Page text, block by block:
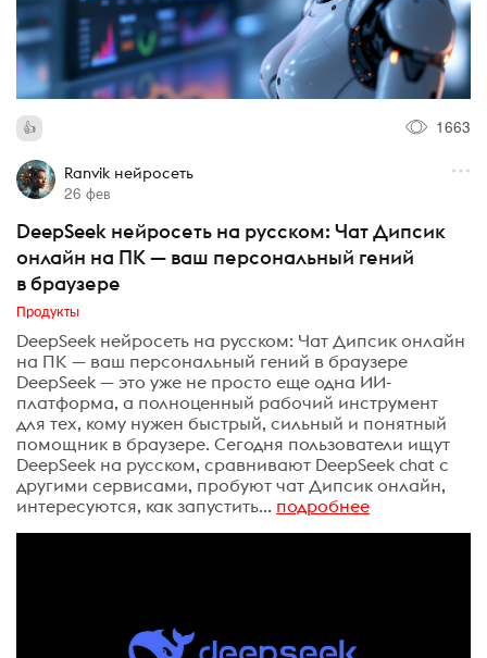
1663
Ranvik нейросеть
26 фев
DeepSeek нейросеть на русском: Чат Дипсик
онлайн на ПК — ваш персональный гений
в браузере
Продукты
DeepSeek нейросеть на русском: Чат Дипсик онлайн
на ПК — ваш персональный гений в браузере
DeepSeek — это уже не просто еще одна ИИ-
платформа, а полноценный рабочий инструмент
для тех, кому нужен быстрый, сильный и понятный
помощник в браузере. Сегодня пользователи ищут
DeepSeek на русском, сравнивают DeepSeek chat с
другими сервисами, пробуют чат Дипсик онлайн,
интересуются, как запустить... подробнее